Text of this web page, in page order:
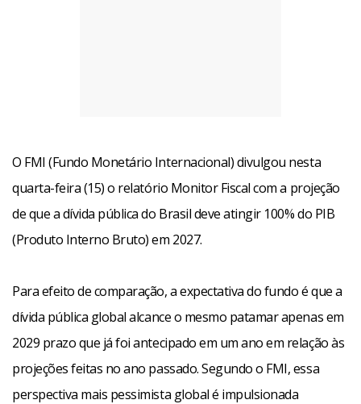
O FMI (Fundo Monetário Internacional) divulgou nesta
quarta-feira (15) o relatório Monitor Fiscal com a projeção
de que a dívida pública do Brasil deve atingir 100% do PIB
(Produto Interno Bruto) em 2027.
Para efeito de comparação, a expectativa do fundo é que a
dívida pública global alcance o mesmo patamar apenas em
2029 prazo que já foi antecipado em um ano em relação às
projeções feitas no ano passado. Segundo o FMI, essa
perspectiva mais pessimista global é impulsionada